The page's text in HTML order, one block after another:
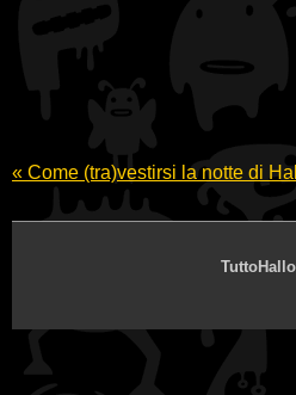
« Come (tra)vestirsi la notte di